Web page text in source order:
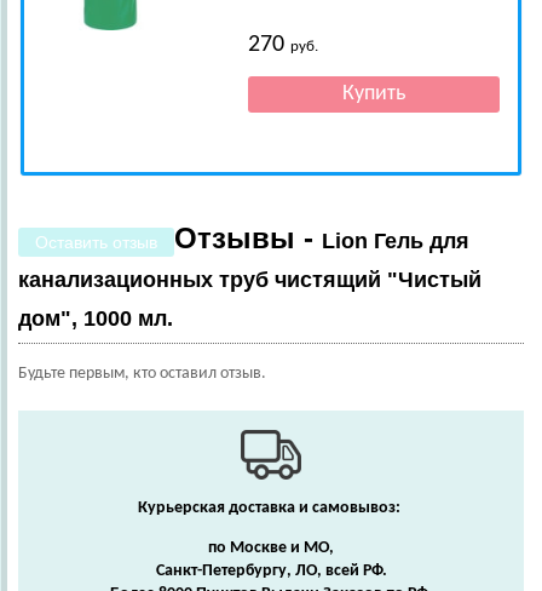
270руб.
Оставить отзыв Отзывы - Lion Гель для
канализационных труб чистящий "Чистый
дом", 1000 мл.
Будьте первым, кто оставил отзыв.
Курьерская доставка и самовывоз:
по Москве и МО,
Санкт-Петербургу, ЛО, всей РФ.